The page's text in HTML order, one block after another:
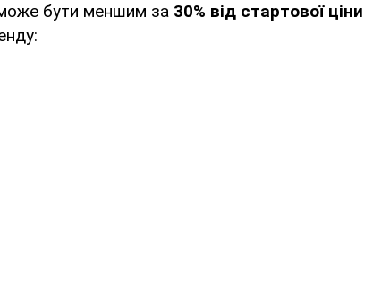
може бути меншим за 30% від стартової ціни